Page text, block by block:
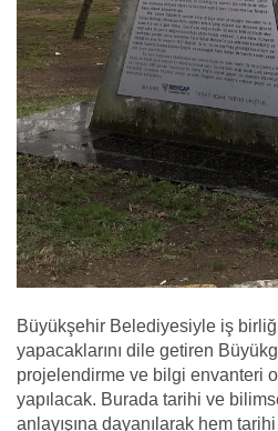
Büyükşehir Belediyesiyle iş
yapacaklarını dile getiren
projelendirme ve bilgi envanteri
yapılacak. Burada tarihi ve
anlayışına dayanılarak hem